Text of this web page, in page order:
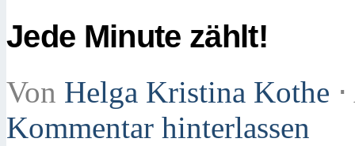
Jede Minute zählt!
Von Helga Kristina Kothe ⋅
Kommentar hinterlassen